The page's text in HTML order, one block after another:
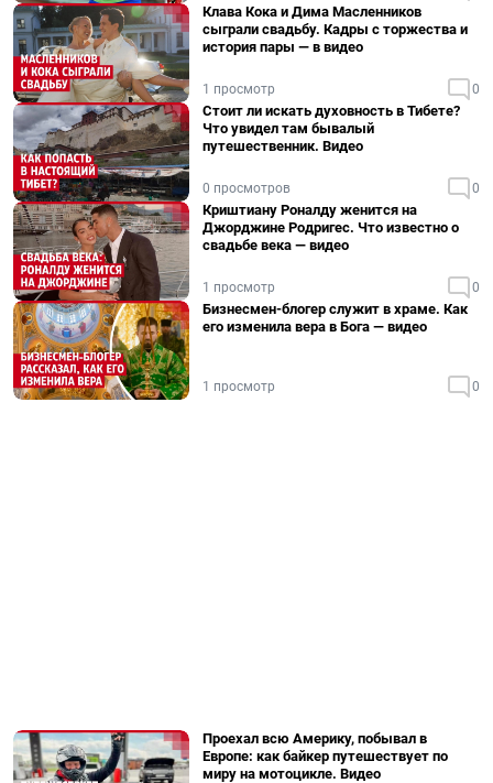
Клава Кока и Дима Масленников
сыграли свадьбу. Кадры с торжества и
история пары — в видео
1 просмотр 0
Стоит ли искать духовность в Тибете?
Что увидел там бывалый
путешественник. Видео
0 просмотров 0
Криштиану Роналду женится на
Джорджине Родригес. Что известно о
свадьбе века — видео
1 просмотр 0
Бизнесмен-блогер служит в храме. Как
его изменила вера в Бога — видео
1 просмотр 0
Проехал всю Америку, побывал в
Европе: как байкер путешествует по
миру на мотоцикле. Видео